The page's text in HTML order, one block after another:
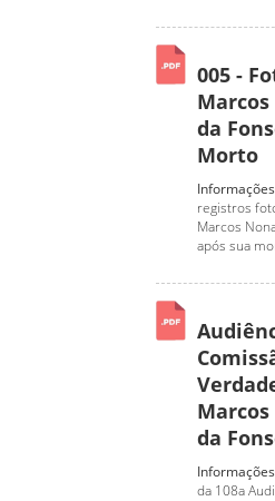
005 -
da
Morto
registros
Marcos
após sua
da
da 108a